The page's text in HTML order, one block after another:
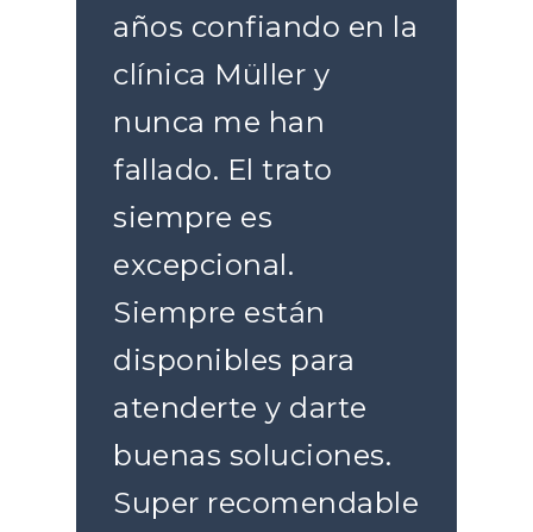
años confiando en la
clínica Müller y
nunca me han
fallado. El trato
siempre es
excepcional.
Siempre están
disponibles para
atenderte y darte
buenas soluciones.
Super recomendable